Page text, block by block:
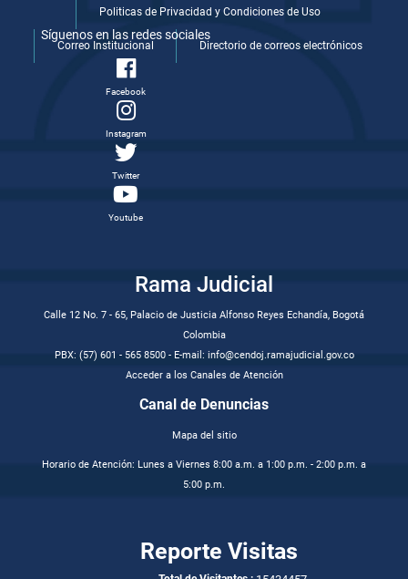
Politicas de Privacidad y Condiciones de Uso
Correo Institucional Directorio de correos electrónicos
Síguenos en las redes sociales
Facebook
Instagram
Twitter
Youtube
Rama Judicial
Calle 12 No. 7 - 65, Palacio de Justicia Alfonso Reyes Echandía, Bogotá
Colombia
PBX: (57) 601 - 565 8500 - E-mail: info@cendoj.ramajudicial.gov.co
Acceder a los Canales de Atención
Canal de Denuncias
Mapa del sitio
Horario de Atención: Lunes a Viernes 8:00 a.m. a 1:00 p.m. - 2:00 p.m. a
5:00 p.m.
Reporte Visitas